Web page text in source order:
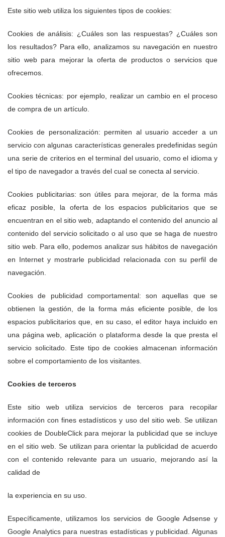
Este sitio web utiliza los siguientes tipos de cookies:
Cookies de análisis: ¿Cuáles son las respuestas? ¿Cuáles son
los resultados? Para ello, analizamos su navegación en nuestro
sitio web para mejorar la oferta de productos o servicios que
ofrecemos.
Cookies técnicas: por ejemplo, realizar un cambio en el proceso
de compra de un artículo.
Cookies de personalización: permiten al usuario acceder a un
servicio con algunas características generales predefinidas según
una serie de criterios en el terminal del usuario, como el idioma y
el tipo de navegador a través del cual se conecta al servicio.
Cookies publicitarias: son útiles para mejorar, de la forma más
eficaz posible, la oferta de los espacios publicitarios que se
encuentran en el sitio web, adaptando el contenido del anuncio al
contenido del servicio solicitado o al uso que se haga de nuestro
sitio web. Para ello, podemos analizar sus hábitos de navegación
en Internet y mostrarle publicidad relacionada con su perfil de
navegación.
Cookies de publicidad comportamental: son aquellas que se
obtienen la gestión, de la forma más eficiente posible, de los
espacios publicitarios que, en su caso, el editor haya incluido en
una página web, aplicación o plataforma desde la que presta el
servicio solicitado. Este tipo de cookies almacenan información
sobre el comportamiento de los visitantes.
Cookies de terceros
Este sitio web utiliza servicios de terceros para recopilar
información con fines estadísticos y uso del sitio web. Se utilizan
cookies de DoubleClick para mejorar la publicidad que se incluye
en el sitio web. Se utilizan para orientar la publicidad de acuerdo
con el contenido relevante para un usuario, mejorando así la
calidad de
la experiencia en su uso.
Específicamente, utilizamos los servicios de Google Adsense y
Google Analytics para nuestras estadísticas y publicidad. Algunas